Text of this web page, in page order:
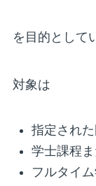
を目的として
対象は
指定され
学士課程
フルタイ